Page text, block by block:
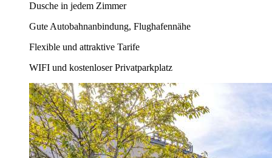
Dusche in jedem Zimmer
Gute Autobahnanbindung, Flughafennähe
Flexible und attraktive Tarife
WIFI und kostenloser Privatparkplatz